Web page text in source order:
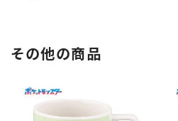
その他の商品